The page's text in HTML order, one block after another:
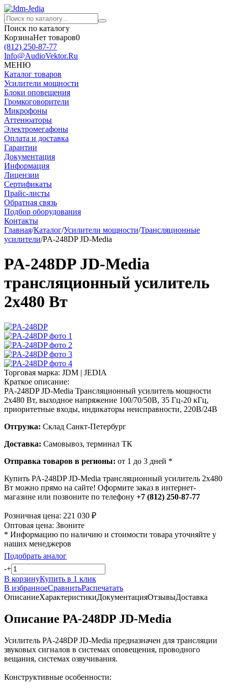
Поиск по каталогу
КорзинаНет товаров0
(812) 250-87-77
Info@AudioVektor.Ru
МЕНЮ
Каталог товаров
Усилители мощности
Блоки оповещения
Громкоговорители
Микрофоны
Аттенюаторы
Электромегафоны
Оплата и доставка
Гарантии
Документация
Информация
Лицензии
Сертификаты
Прайс-листы
Обратная связь
Подбор оборудования
Контакты
Главная/Каталог/Усилители мощности/Трансляционные
усилители/PA-248DP JD-Media
PA-248DP JD-Media
трансляционный усилитель
2х480 Вт
Торговая марка: JDM | JEDIA
Краткое описание:
PA-248DP JD-Media Трансляционный усилитель мощности
2х480 Вт, выходное напряжение 100/70/50В, 35 Гц-20 кГц,
приоритетные входы, индикаторы неисправности, 220В/24В
Отгрузка: Склад Санкт-Петербург
Доставка: Самовывоз, терминал ТК
Отправка товаров в регионы: от 1 до 3 дней *
Купить PA-248DP JD-Media трансляционный усилитель 2х480
Вт можно прямо на сайте! Оформите заказ в интернет-
магазине или позвоните по телефону +7 (812) 250-87-77
Розничная цена: 221 030 ₽
Оптовая цена: Звоните
* Информацию по наличию и стоимости товара уточняйте у
наших менеджеров
Подобрать аналог
-+
В корзинуКупить в 1 клик
В избранноеСравнитьРаспечатать
ОписаниеХарактеристикиДокументацияОтзывыДоставка
Описание PA-248DP JD-Media
Усилитель PA-248DP JD-Media предназначен для трансляции
звуковых сигналов в системах оповещения, проводного
вещания, системах озвучивания.
Конструктивные особенности: